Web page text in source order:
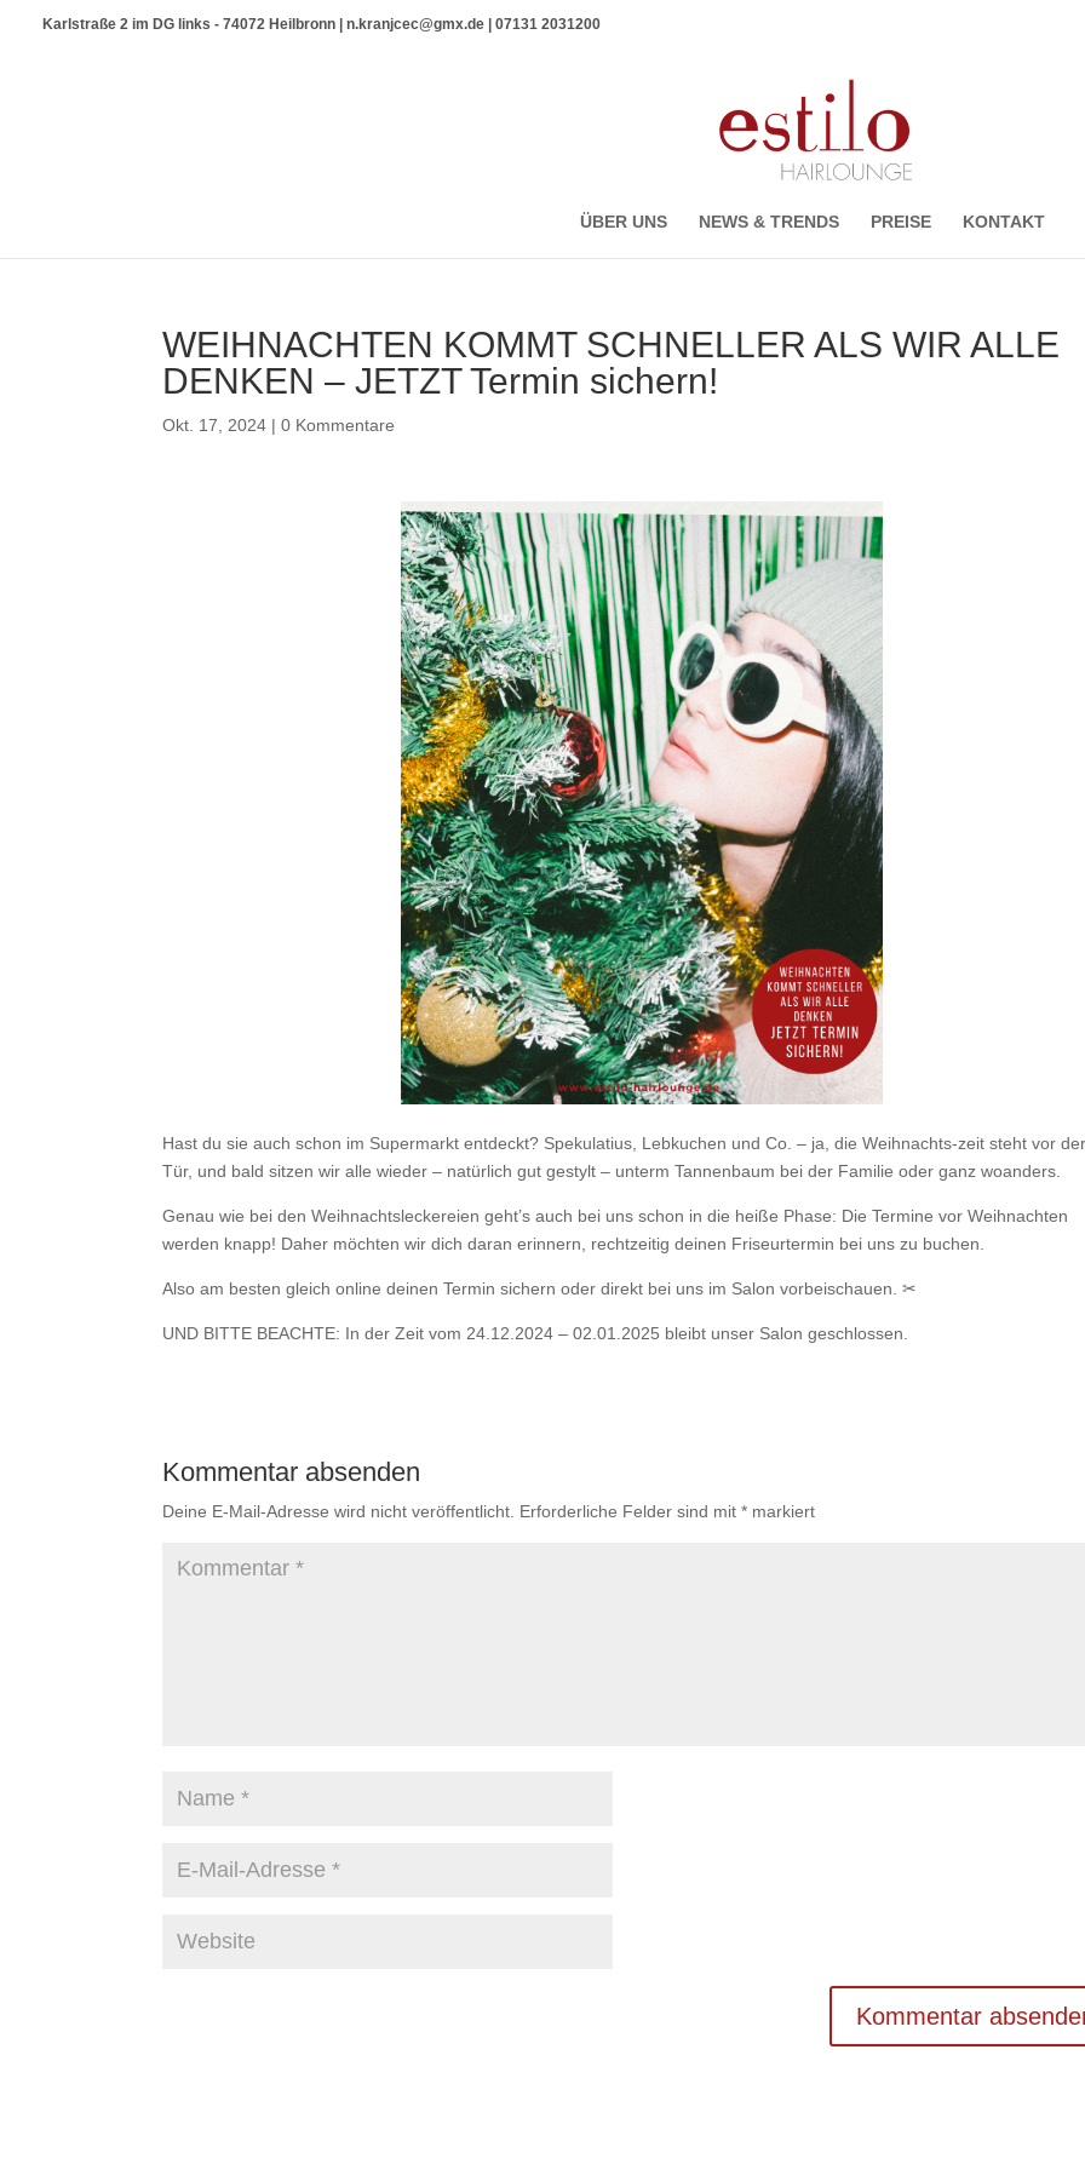
Karlstraße 2 im DG links - 74072 Heilbronn | n.kranjcec@gmx.de | 07131 2031200
ÜBER UNS NEWS & TRENDS PREISE KONTAKT
WEIHNACHTEN KOMMT SCHNELLER ALS WIR ALLE
DENKEN – JETZT Termin sichern!
Okt. 17, 2024 |0 Kommentare
Hast du sie auch schon im Supermarkt entdeckt? Spekulatius, Lebkuchen und Co. – ja, die Weihnachts-zeit steht vor
Tür, und bald sitzen wir alle wieder – natürlich gut gestylt – unterm Tannenbaum bei der Familie oder ganz woanders.
Genau wie bei den Weihnachtsleckereien geht’s auch bei uns schon in die heiße Phase: Die Termine vor Weihnachten
werden knapp! Daher möchten wir dich daran erinnern, rechtzeitig deinen Friseurtermin bei uns zu buchen.
Also am besten gleich online deinen Termin sichern oder direkt bei uns im Salon vorbeischauen. ✂
UND BITTE BEACHTE: In der Zeit vom 24.12.2024 – 02.01.2025 bleibt unser Salon geschlossen.
Kommentar absenden
Deine E-Mail-Adresse wird nicht veröffentlicht. Erforderliche Felder sind mit* markiert